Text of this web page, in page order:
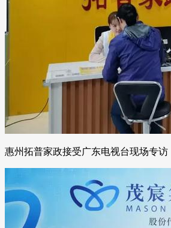
惠州拓普家政接受广东电视台现场专访